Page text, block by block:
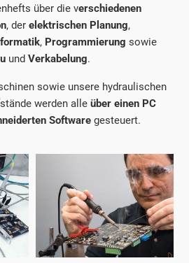
über die verschiedenen
, derelektrischen Planung,
, Programmierung sowie
undVerkabelung.
sowie unsere hydraulischen
werden alle über einen PC
Software gesteuert.